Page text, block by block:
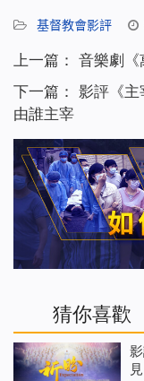
基督教會影評
上一篇： 音樂劇《
下一篇： 影評《主
由誰主宰
猜你喜歡
見